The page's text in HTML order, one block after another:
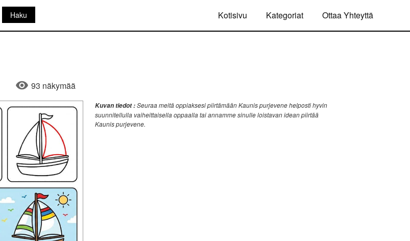
Kotisivu Kategoriat Ottaa Yhteyttä
93 näkymää
Kuvan tiedot :Seuraa meitä oppiaksesi piirtämään Kaunis purjevene helposti hyvin
suunnitellulla vaiheittaisella oppaalla tai annamme sinulle loistavan idean piirtää
Kaunis purjevene.